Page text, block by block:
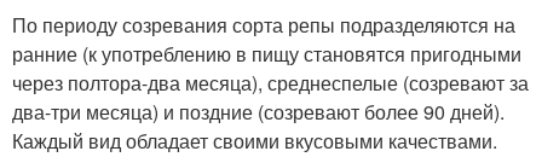
По периоду созревания сорта репы подразделяются на
ранние (к употреблению в пищу становятся пригодными
через полтора-два месяца), среднеспелые (созревают за
два-три месяца) и поздние (созревают более 90 дней).
Каждый вид обладает своими вкусовыми качествами.